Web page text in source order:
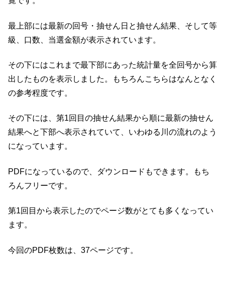
最上部には最新の回号・抽せん日と抽せん結果、そして等
級、口数、当選金額が表示されています。
その下にはこれまで最下部にあった統計量を全回号から算
出したものを表示しました。もちろんこちらはなんとなく
の参考程度です。
その下には、第1回目の抽せん結果から順に最新の抽せん
結果へと下部へ表示されていて、いわゆる川の流れのよう
になっています。
PDFになっているので、ダウンロードもできます。もち
ろんフリーです。
第1回目から表示したのでページ数がとても多くなってい
ます。
今回のPDF枚数は、37ページです。